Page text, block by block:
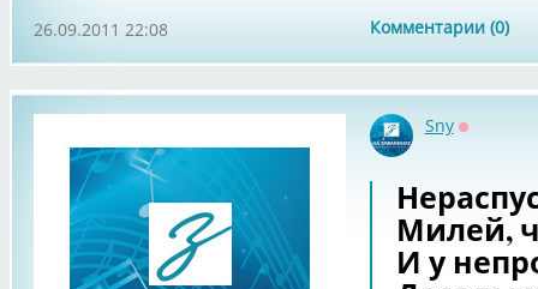
Комментарии (0)
26.09.2011 22:08
Sny
Милей,
И у